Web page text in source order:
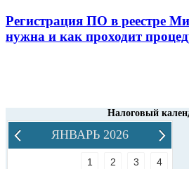
Регистрация ПО в реестре
нужна и как проходит
Налоговый
ЯНВАРЬ 2026
1 2 3 4